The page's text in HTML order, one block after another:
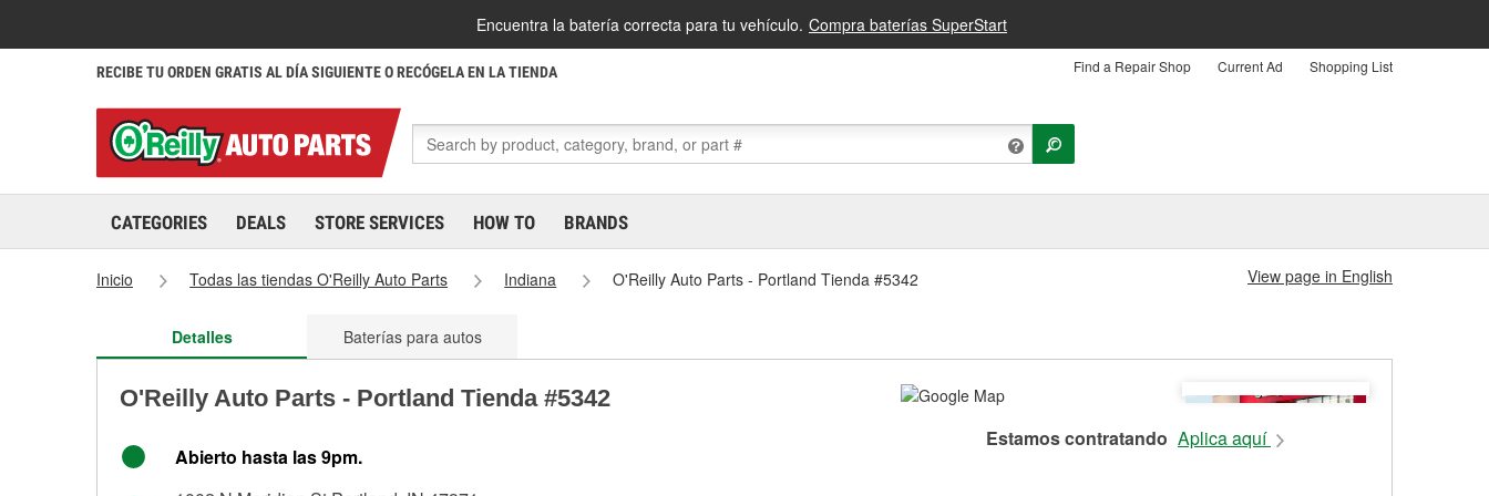
Encuentra la batería correcta para tu vehículo. Compra baterías SuperStart
RECIBE TU ORDEN GRATIS AL DÍA SIGUIENTE O RECÓGELA EN LA TIENDA Find a Repair Shop Current Ad Shopping List
CATEGORIES DEALS STORE SERVICES HOW TO BRANDS
Inicio Todas las tiendas O'Reilly Auto Parts Indiana O'Reilly Auto Parts - Portland Tienda #5342 View page in English
Detalles Baterías para autos
O'Reilly Auto Parts - Portland Tienda #5342
Abierto hasta las 9pm.
Estamos contratando Aplica aquí